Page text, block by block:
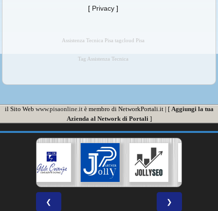
[ Privacy ]
Assistenza Tecnica Pisa tagcloud Pisa
Tag Assistenza Tecnica
il Sito Web www.pisaonline.itè membro di NetworkPortali.it | [ Aggiungi la tua
Azienda al Network di Portali]
❮ ❯